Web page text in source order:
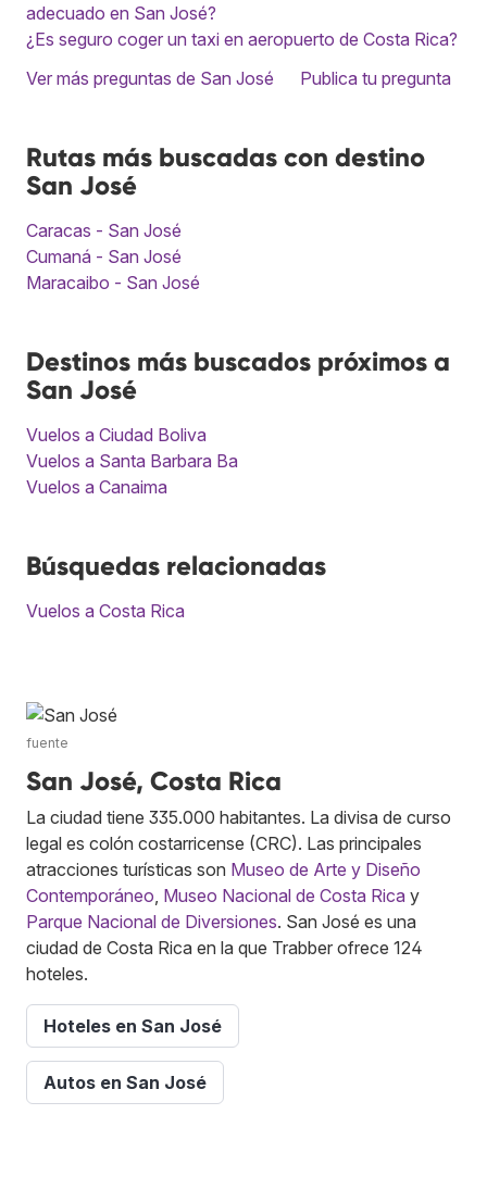
adecuado en San José?
¿Es seguro coger un taxi en aeropuerto de Costa Rica?
Ver más preguntas de San José
Publica tu pregunta
Rutas más buscadas con destino
San José
Caracas - San José
Cumaná - San José
Maracaibo - San José
Destinos más buscados próximos a
San José
Vuelos a Ciudad Boliva
Vuelos a Santa Barbara Ba
Vuelos a Canaima
Búsquedas relacionadas
Vuelos a Costa Rica
fuente
San José, Costa Rica
La ciudad tiene 335.000 habitantes. La divisa de curso
legal es colón costarricense (CRC). Las principales
atracciones turísticas son Museo de Arte y Diseño
Contemporáneo Museo Nacional de Costa Rica y
Parque Nacional de Diversiones. San José es una
ciudad de Costa Rica en la que Trabber ofrece 124
hoteles.
Hoteles en San José
Autos en San José